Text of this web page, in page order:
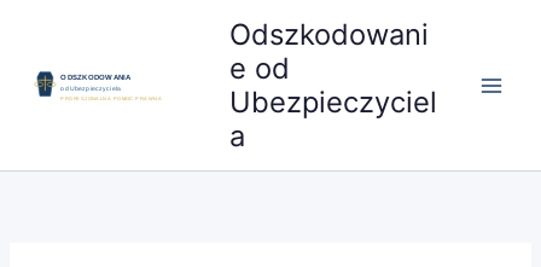
treści
Odszkodowani
e od
Ubezpieczyciel
a